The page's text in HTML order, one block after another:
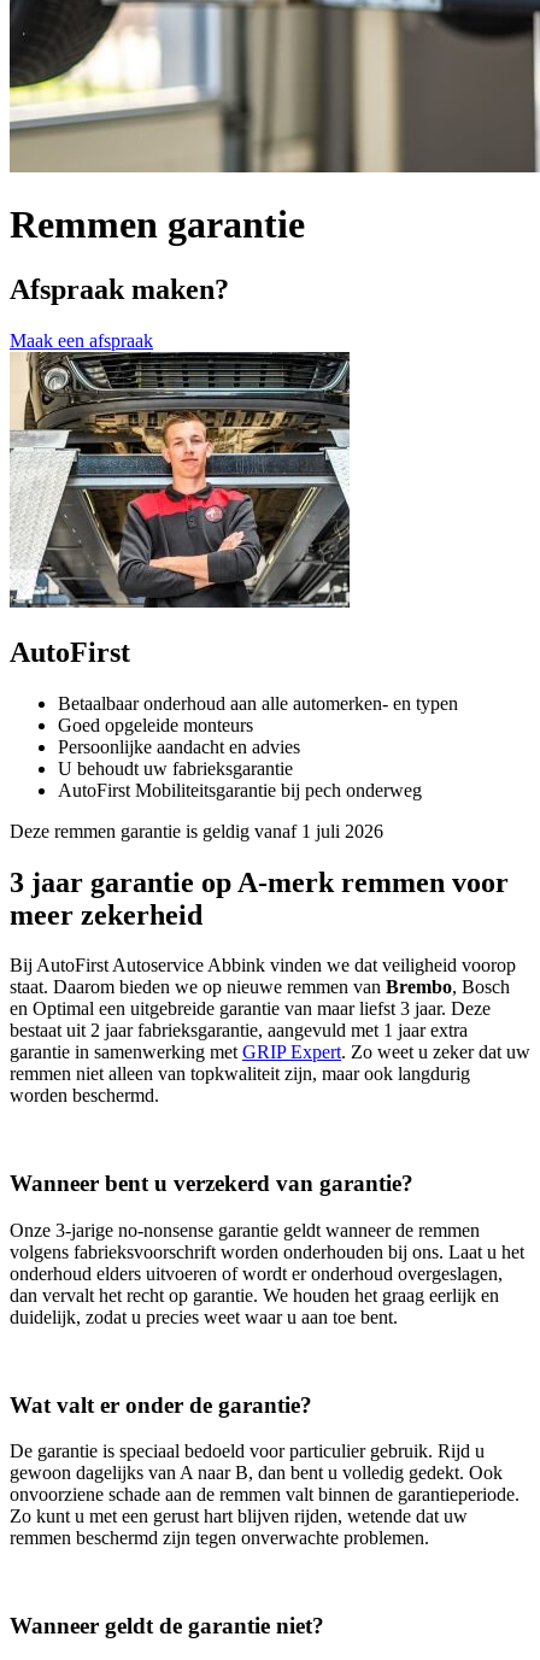
Remmen garantie
Afspraak maken?
Maak een afspraak
AutoFirst
Betaalbaar onderhoud aan alle automerken- en typen
Goed opgeleide monteurs
Persoonlijke aandacht en advies
U behoudt uw fabrieksgarantie
AutoFirst Mobiliteitsgarantie bij pech onderweg
Deze remmen garantie is geldig vanaf 1 juli 2026
3 jaar garantie op A-merk remmen voor
meer zekerheid
Bij AutoFirst Autoservice Abbink vinden we dat veiligheid voorop
staat. Daarom bieden we op nieuwe remmen van Brembo, Bosch
en Optimal een uitgebreide garantie van maar liefst 3 jaar. Deze
bestaat uit 2 jaar fabrieksgarantie, aangevuld met 1 jaar extra
garantie in samenwerking metGRIP Expert. Zo weet u zeker dat uw
remmen niet alleen van topkwaliteit zijn, maar ook langdurig
worden beschermd.
Wanneer bent u verzekerd van garantie?
Onze 3‑jarige no‑nonsense garantie geldt wanneer de remmen
volgens fabrieksvoorschrift worden onderhouden bij ons. Laat u het
onderhoud elders uitvoeren of wordt er onderhoud overgeslagen,
dan vervalt het recht op garantie. We houden het graag eerlijk en
duidelijk, zodat u precies weet waar u aan toe bent.
Wat valt er onder de garantie?
De garantie is speciaal bedoeld voor particulier gebruik. Rijd u
gewoon dagelijks van A naar B, dan bent u volledig gedekt. Ook
onvoorziene schade aan de remmen valt binnen de garantieperiode.
Zo kunt u met een gerust hart blijven rijden, wetende dat uw
remmen beschermd zijn tegen onverwachte problemen.
Wanneer geldt de garantie niet?